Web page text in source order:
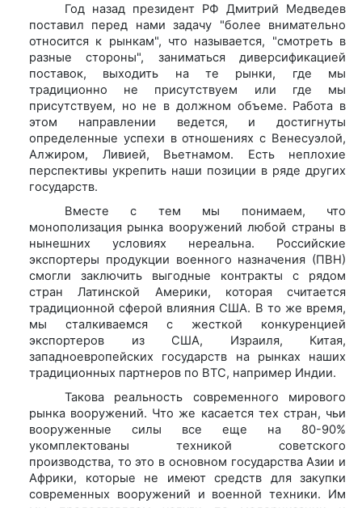
Год назад президент РФ Дмитрий Медведев
поставил перед нами задачу "более внимательно
относится к рынкам", что называется, "смотреть в
разные стороны", заниматься диверсификацией
поставок, выходить на те рынки, где мы
традиционно не присутствуем или где мы
присутствуем, но не в должном объеме. Работа в
этом направлении ведется, и достигнуты
определенные успехи в отношениях с Венесуэлой,
Алжиром, Ливией, Вьетнамом. Есть неплохие
перспективы укрепить наши позиции в ряде других
государств.
Вместе с тем мы понимаем, что
монополизация рынка вооружений любой страны в
нынешних условиях нереальна. Российские
экспортеры продукции военного назначения (ПВН)
смогли заключить выгодные контракты с рядом
стран Латинской Америки, которая считается
традиционной сферой влияния США. В то же время,
мы сталкиваемся с жесткой конкуренцией
экспортеров из США, Израиля, Китая,
западноевропейских государств на рынках наших
традиционных партнеров по ВТС, например Индии.
Такова реальность современного мирового
рынка вооружений. Что же касается тех стран, чьи
вооруженные силы все еще на 80-90%
укомплектованы техникой советского
производства, то это в основном государства Азии и
Африки, которые не имеют средств для закупки
современных вооружений и военной техники. Им